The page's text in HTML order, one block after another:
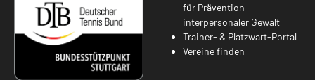
für Prävention
interpersonaler Gewalt
Trainer- & Platzwart-Portal
Vereine finden